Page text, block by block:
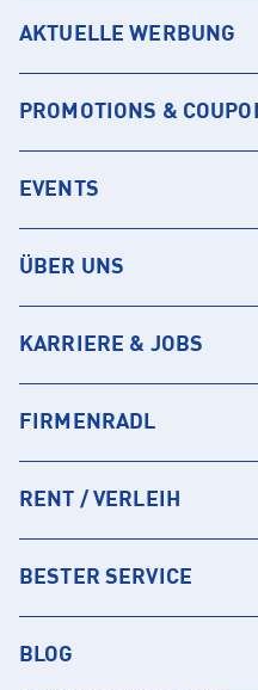
AKTUELLE WERBUNG
PROMOTIONS &
EVENTS
ÜBER UNS
KARRIERE & JOBS
FIRMENRADL
RENT / VERLEIH
BESTER SERVICE
BLOG